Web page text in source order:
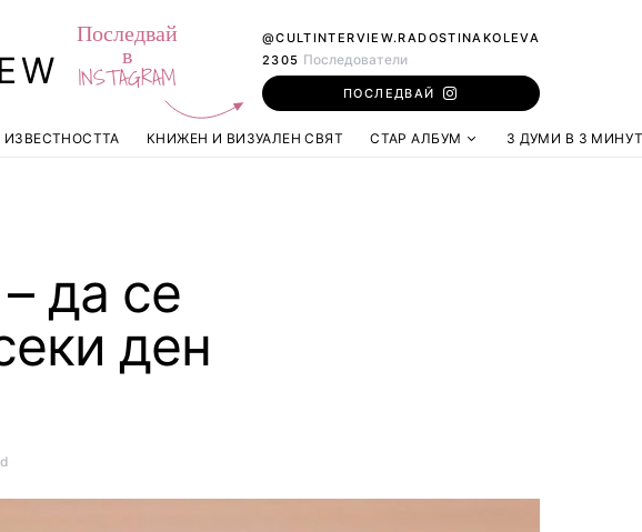
Последвай
в
INSTAGRAM
@CULTINTERVIEW.RADOSTINAKOLEVA
2305 Последователи
ПОСЛЕДВАЙ
КНИЖЕН И ВИЗУАЛЕН СВЯТ СТАР АЛБУМ 3 ДУМИ В 3
да се
ден